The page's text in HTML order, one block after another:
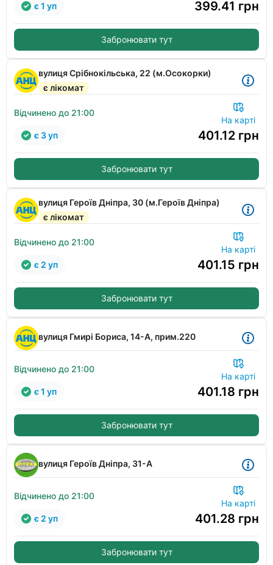
399.41 грн
є 1 уп
Забронювати тут
вулиця Срібнокільська, 22 (м.Осокорки)
є лікомат
Відчинено до 21:00
На карті
401.12 грн
є 3 уп
Забронювати тут
вулиця Героїв Дніпра, 30 (м.Героїв Дніпра)
є лікомат
Відчинено до 21:00
На карті
401.15 грн
є 2 уп
Забронювати тут
вулиця Гмирі Бориса, 14-А, прим.220
Відчинено до 21:00
На карті
401.18 грн
є 1 уп
Забронювати тут
вулиця Героїв Дніпра, 31-А
Відчинено до 21:00
На карті
401.28 грн
є 2 уп
Забронювати тут